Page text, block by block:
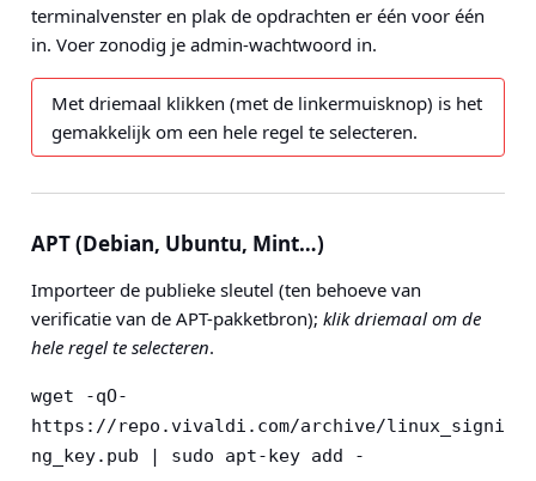
terminalvenster en plak de opdrachten er één voor één
in. Voer zonodig je admin-wachtwoord in.
Met driemaal klikken (met de linkermuisknop) is het
gemakkelijk om een hele regel te selecteren.
APT (Debian, Ubuntu, Mint…)
Importeer de publieke sleutel (ten behoeve van
verificatie van de APT-pakketbron); klik driemaal om de
hele regel te selecteren.
wget -qO-
https://repo.vivaldi.com/archive/linux_signi
ng_key.pub | sudo apt-key add -